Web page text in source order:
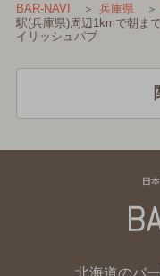
BAR-NAVI 兵庫県
駅(兵庫県)周辺1kmで朝ま
イリッシュパブ
北海道のバ